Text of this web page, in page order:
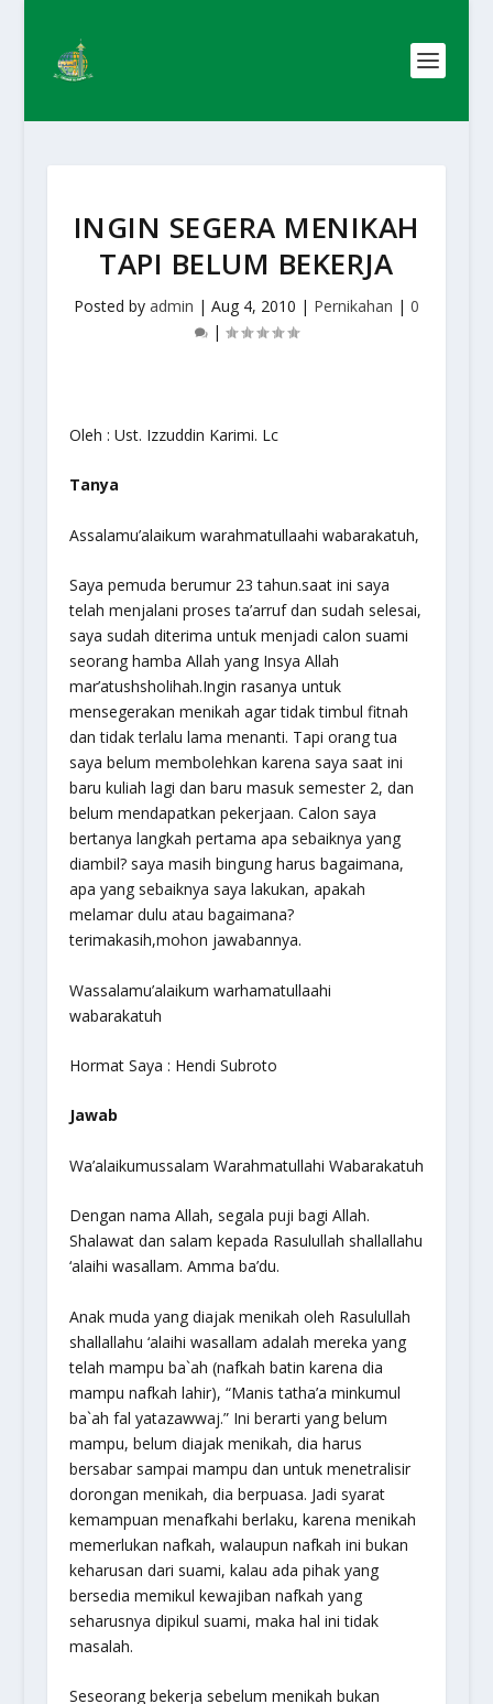
INGIN SEGERA MENIKAH
TAPI BELUM BEKERJA
Posted by admin | Aug 4, 2010 | Pernikahan | 0
|
Oleh : Ust. Izzuddin Karimi. Lc
Tanya
Assalamu’alaikum warahmatullaahi wabarakatuh,
Saya pemuda berumur 23 tahun.saat ini saya
telah menjalani proses ta’arruf dan sudah selesai,
saya sudah diterima untuk menjadi calon suami
seorang hamba Allah yang Insya Allah
mar’atushsholihah.Ingin rasanya untuk
mensegerakan menikah agar tidak timbul fitnah
dan tidak terlalu lama menanti. Tapi orang tua
saya belum membolehkan karena saya saat ini
baru kuliah lagi dan baru masuk semester 2, dan
belum mendapatkan pekerjaan. Calon saya
bertanya langkah pertama apa sebaiknya yang
diambil? saya masih bingung harus bagaimana,
apa yang sebaiknya saya lakukan, apakah
melamar dulu atau bagaimana?
terimakasih,mohon jawabannya.
Wassalamu’alaikum warhamatullaahi
wabarakatuh
Hormat Saya : Hendi Subroto
Jawab
Wa’alaikumussalam Warahmatullahi Wabarakatuh
Dengan nama Allah, segala puji bagi Allah.
Shalawat dan salam kepada Rasulullah shallallahu
‘alaihi wasallam. Amma ba’du.
Anak muda yang diajak menikah oleh Rasulullah
shallallahu ‘alaihi wasallam adalah mereka yang
telah mampu ba`ah (nafkah batin karena dia
mampu nafkah lahir), “Manis tatha’a minkumul
ba`ah fal yatazawwaj.” Ini berarti yang belum
mampu, belum diajak menikah, dia harus
bersabar sampai mampu dan untuk menetralisir
dorongan menikah, dia berpuasa. Jadi syarat
kemampuan menafkahi berlaku, karena menikah
memerlukan nafkah, walaupun nafkah ini bukan
keharusan dari suami, kalau ada pihak yang
bersedia memikul kewajiban nafkah yang
seharusnya dipikul suami, maka hal ini tidak
masalah.
Seseorang bekerja sebelum menikah bukan